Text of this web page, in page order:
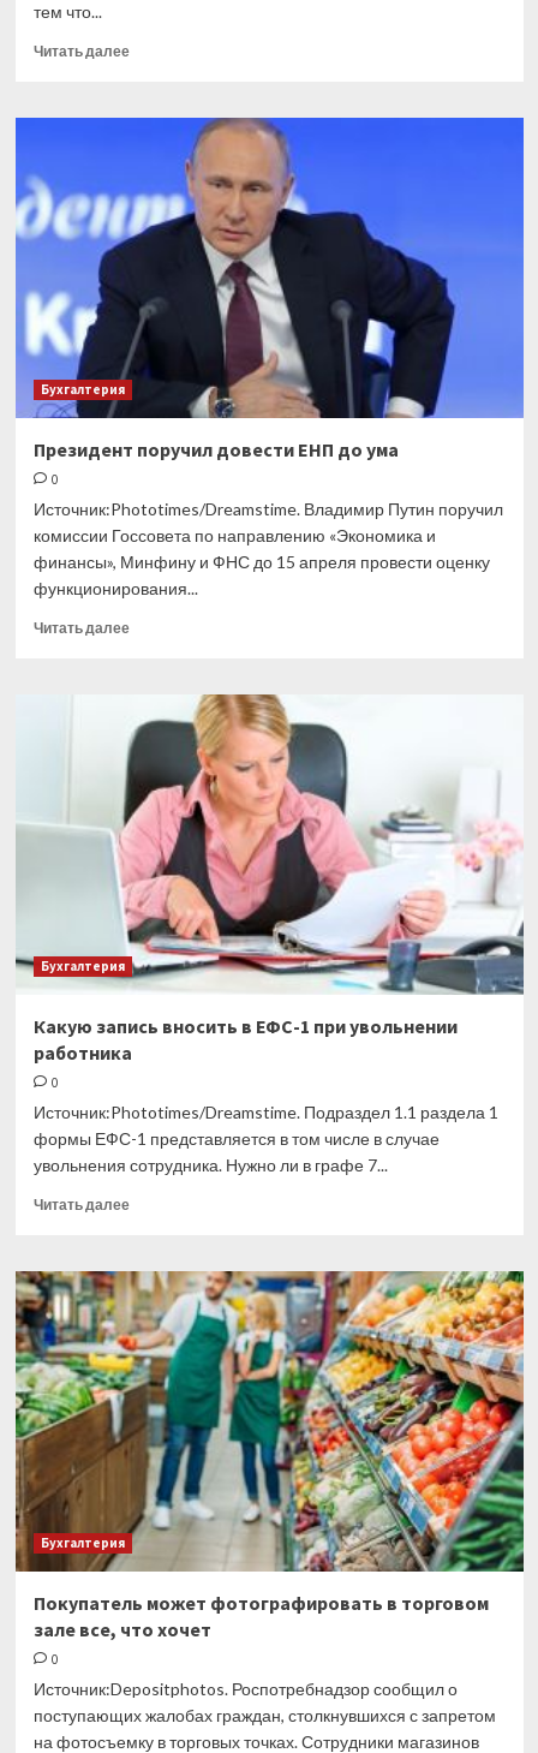
тем что...
Читать далееПрочитать
Заявление
отсрочку
взносам
на
травматизм
Бухгалтерия
Президент поручил довести ЕНП до ума
0
Источник:Phototimes/Dreamstime. Владимир Путин поручил
комиссии Госсовета по направлению «Экономика и
финансы», Минфину и ФНС до 15 апреля провести оценку
функционирования...
Читать далееПрочитать
Президент
поручил
довести
ЕНП
ума
Бухгалтерия
Какую запись вносить в ЕФС-1 при увольнении
работника
0
Источник:Phototimes/Dreamstime. Подраздел 1.1 раздела 1
формы ЕФС-1 представляется в том числе в случае
увольнения сотрудника. Нужно ли в графе 7...
Читать далееПрочитать
Какую
запись
вносить
в
ЕФС-1
при
увольнении
работника
Бухгалтерия
Покупатель может фотографировать в торговом
зале все, что хочет
0
Источник:Depositphotos. Роспотребнадзор сообщил о
поступающих жалобах граждан, столкнувшихся с запретом
на фотосъемку в торговых точках. Сотрудники магазинов